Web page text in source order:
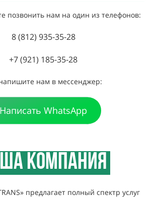
позвонить нам на один из телефонов:
8 (812) 935-35-28
+7 (921) 185-35-28
нам в мессенджер:
Написать WhatsApp
КОМПАНИЯ
предлагает полный спектр услуг